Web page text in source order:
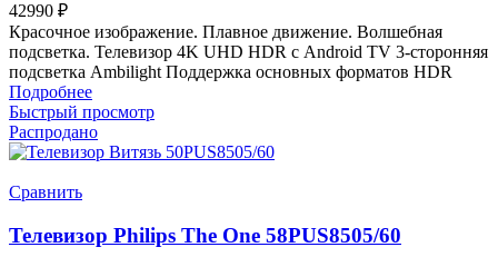
42990 ₽
Красочное изображение. Плавное движение. Волшебная
подсветка. Телевизор 4K UHD HDR с Android TV 3-сторонняя
подсветка Ambilight Поддержка основных форматов HDR
Подробнее
Быстрый просмотр
Распродано
Сравнить
Телевизор Philips The One 58PUS8505/60